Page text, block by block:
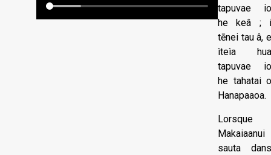
tapuvae io
he keâ ; i
tēnei tau â, e
ìteìa hua
tapuvae io
he tahatai o
Hanapaaoa.
Lorsque
Makaiaanui
sauta dans